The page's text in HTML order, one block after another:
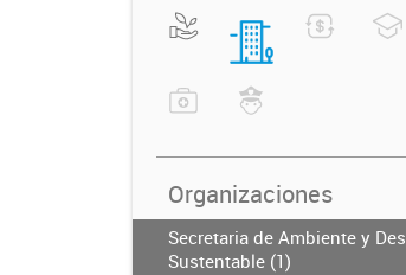
Organizaciones
Secretaria de Ambiente y
Sustentable (1)